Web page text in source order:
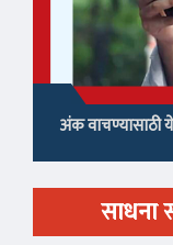
अंक वाचण्यासाठी
साधना